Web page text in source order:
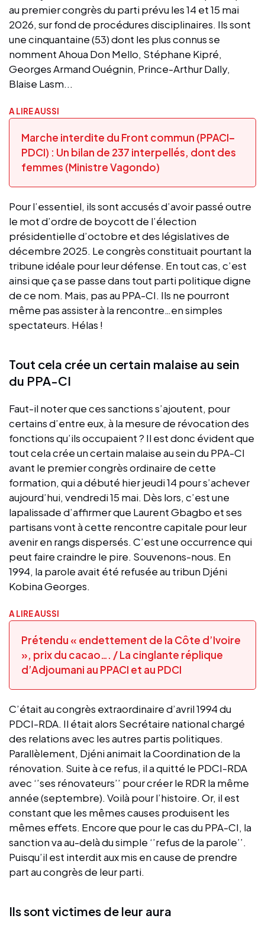
au premier congrès du parti prévu les 14 et 15 mai
2026, sur fond de procédures disciplinaires. Ils sont
une cinquantaine (53) dont les plus connus se
nomment Ahoua Don Mello, Stéphane Kipré,
Georges Armand Ouégnin, Prince-Arthur Dally,
Blaise Lasm...
A LIRE AUSSI
Marche interdite du Front commun (PPACI–
PDCI) : Un bilan de 237 interpellés, dont des
femmes (Ministre Vagondo)
Pour l’essentiel, ils sont accusés d’avoir passé outre
le mot d’ordre de boycott de l’élection
présidentielle d’octobre et des législatives de
décembre 2025. Le congrès constituait pourtant la
tribune idéale pour leur défense. En tout cas, c’est
ainsi que ça se passe dans tout parti politique digne
de ce nom. Mais, pas au PPA-CI. Ils ne pourront
même pas assister à la rencontre…en simples
spectateurs. Hélas !
Tout cela crée un certain malaise au sein
du PPA-CI
Faut-il noter que ces sanctions s’ajoutent, pour
certains d’entre eux, à la mesure de révocation des
fonctions qu’ils occupaient ? Il est donc évident que
tout cela crée un certain malaise au sein du PPA-CI
avant le premier congrès ordinaire de cette
formation, qui a débuté hier jeudi 14 pour s’achever
aujourd’hui, vendredi 15 mai. Dès lors, c’est une
lapalissade d’affirmer que Laurent Gbagbo et ses
partisans vont à cette rencontre capitale pour leur
avenir en rangs dispersés. C’est une occurrence qui
peut faire craindre le pire. Souvenons-nous. En
1994, la parole avait été refusée au tribun Djéni
Kobina Georges.
A LIRE AUSSI
Prétendu « endettement de la Côte d’Ivoire
», prix du cacao…. / La cinglante réplique
d’Adjoumani au PPACI et au PDCI
C’était au congrès extraordinaire d’avril 1994 du
PDCI-RDA. Il était alors Secrétaire national chargé
des relations avec les autres partis politiques.
Parallèlement, Djéni animait la Coordination de la
rénovation. Suite à ce refus, il a quitté le PDCI-RDA
avec ‘’ses rénovateurs’’ pour créer le RDR la même
année (septembre). Voilà pour l’histoire. Or, il est
constant que les mêmes causes produisent les
mêmes effets. Encore que pour le cas du PPA-CI, la
sanction va au-delà du simple ‘’refus de la parole’’.
Puisqu’il est interdit aux mis en cause de prendre
part au congrès de leur parti.
Ils sont victimes de leur aura